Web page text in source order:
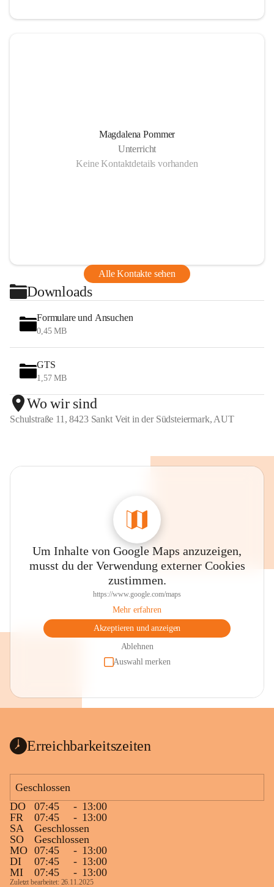
Magdalena Pommer
Unterricht
Keine Kontaktdetails vorhanden
Alle Kontakte sehen
Downloads
Formulare und Ansuchen
0,45 MB
GTS
1,57 MB
Wo wir sind
Schulstraße 11, 8423 Sankt Veit in der Südsteiermark, AUT
Um Inhalte von Google Maps anzuzeigen,
musst du der Verwendung externer Cookies
zustimmen.
https://www.google.com/maps
Mehr erfahren
Akzeptieren und anzeigen
Ablehnen
Auswahl merken
Erreichbarkeitszeiten
Geschlossen
DO
07:45 - 13:00
FR
07:45 - 13:00
SA
Geschlossen
SO
Geschlossen
MO 07:45 - 13:00
DI
07:45 - 13:00
MI
07:45 - 13:00
Zuletzt bearbeitet: 26.11.2025